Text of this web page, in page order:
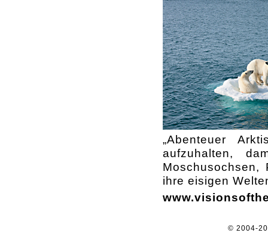
„Abenteuer
aufzuhalten,
ihre eisigen
© 2004-